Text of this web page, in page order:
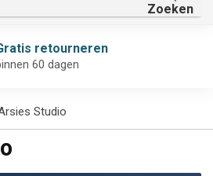
Zoeken
retourneren
60 dagen
Studio